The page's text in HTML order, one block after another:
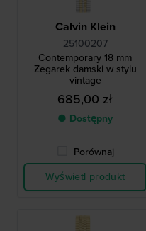
Calvin Klein
25100207
Contemporary 18 mm
Zegarek damski w stylu
vintage
685,00 zł
● Dostępny
Porównaj
Wyświetl produkt